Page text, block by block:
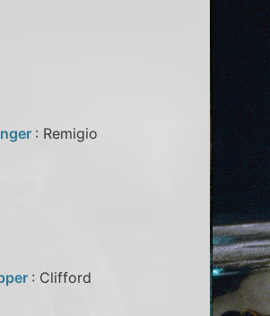
: Remigio
: Clifford